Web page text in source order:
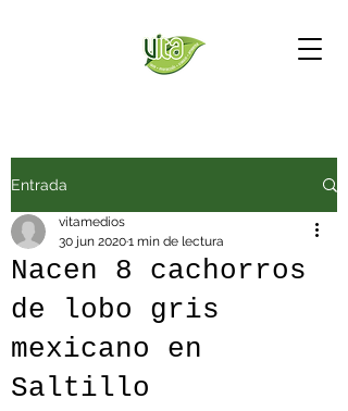
Entrada
Nacen 8 cachorros
de lobo gris
mexicano en
Saltillo
vitamedios
30 jun 20201 min de lectura